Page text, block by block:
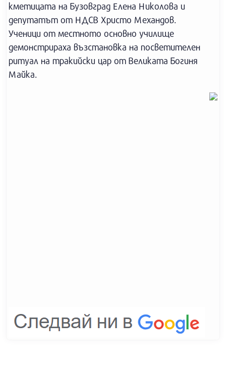
кметицата на Бузовград Елена Николова и
депутатът от НДСВ Христо Механдов.
Ученици от местното основно училище
демонстрираха възстановка на посветителен
ритуал на тракийски цар от Великата Богиня
Майка.